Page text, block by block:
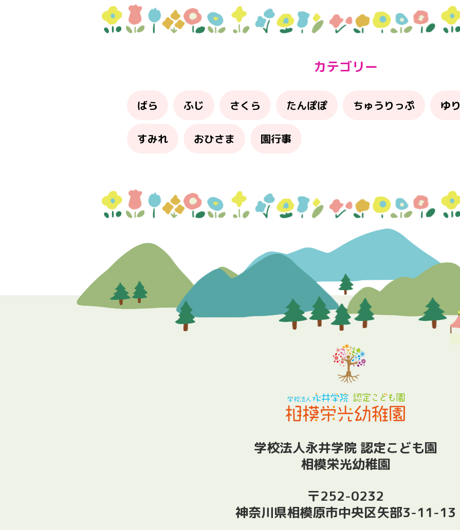
カテゴリー
ばら ふじ さくら たんぽぽ ちゅうりっぷ ゆり
すみれ おひさま 園行事
学校法人永井学院 認定こども園
相模栄光幼稚園
〒252-0232
神奈川県相模原市中央区矢部3-11-13